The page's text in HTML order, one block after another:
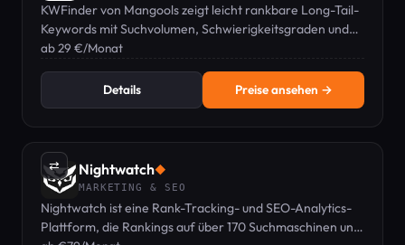
KWFinder von Mangools zeigt leicht rankbare Long-Tail-
Keywords mit Suchvolumen, Schwierigkeitsgraden und
lokalisierter SERP-Analyse.
ab 29 €/Monat
Details Preise ansehen →
⇄ Nightwatch◆
MARKETING & SEO
Nightwatch ist eine Rank-Tracking- und SEO-Analytics-
Plattform, die Rankings auf über 170 Suchmaschinen und